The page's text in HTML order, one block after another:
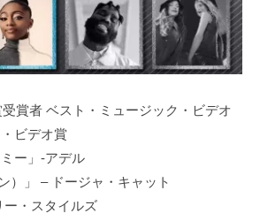
賞者 ベスト・ミュージック・ビデオ
ビデオ賞
ー」-アデル
）」 – ドージャ・キャット
ー・スタイルズ